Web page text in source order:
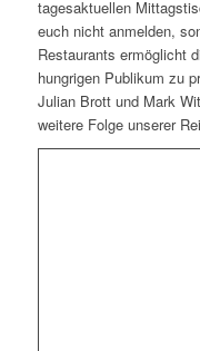
tagesaktuellen
euch nicht anmelden,
Restaurants ermöglicht
hungrigen Publikum zu
Julian Brott und Mark
weitere Folge unserer